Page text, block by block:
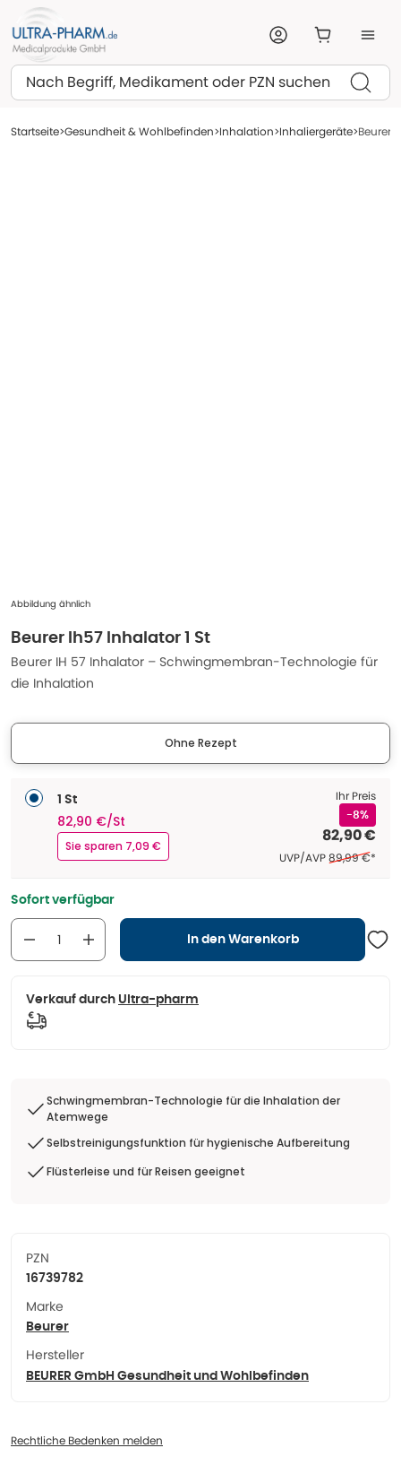
Suchen
Startseite Gesundheit & Wohlbefinden Inhalation Inhaliergeräte Beurer
Abbildung ähnlich
Beurer Ih57 Inhalator 1 St
Beurer IH 57 Inhalator – Schwingmembran-Technologie für
die Inhalation
Ohne Rezept
1 St
82,90 €/St
Sie sparen 7,09 €
Ihr Preis
-8%
82,90 €
UVP/AVPEhemaliger
89,99 €*
Sofort verfügbar
In den Warenkorb
Verkauf durch Ultra-pharm
Schwingmembran-Technologie für die Inhalation der
Atemwege
Selbstreinigungsfunktion für hygienische Aufbereitung
Flüsterleise und für Reisen geeignet
PZN
16739782
Marke
Beurer
Hersteller
BEURER GmbH Gesundheit und Wohlbefinden
Rechtliche Bedenken melden